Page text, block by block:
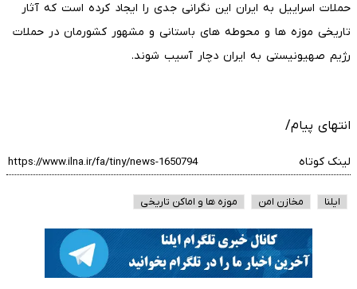
حملات اسراییل به ایران این نگرانی جدی را ایجاد کرده است که آثار
تاریخی موزه ها و محوطه های باستانی و مشهور کشورمان در حملات
رژیم صهیونیستی به ایران دچار آسیب شوند.
انتهای پیام/
لینک کوتاه
ایلنا مخازن امن موزه ها و اماکن تاریخی